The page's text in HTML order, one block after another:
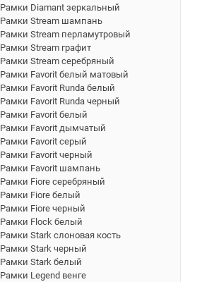
Рамки Diamant зеркальный
Рамки Stream шампань
Рамки Stream перламутровый
Рамки Stream графит
Рамки Stream серебряный
Рамки Favorit белый матовый
Рамки Favorit Runda белый
Рамки Favorit Runda черный
Рамки Favorit белый
Рамки Favorit дымчатый
Рамки Favorit серый
Рамки Favorit черный
Рамки Favorit шампань
Рамки Fiore серебряный
Рамки Fiore белый
Рамки Fiore черный
Рамки Flock белый
Рамки Stark слоновая кость
Рамки Stark черный
Рамки Stark белый
Рамки Legend венге